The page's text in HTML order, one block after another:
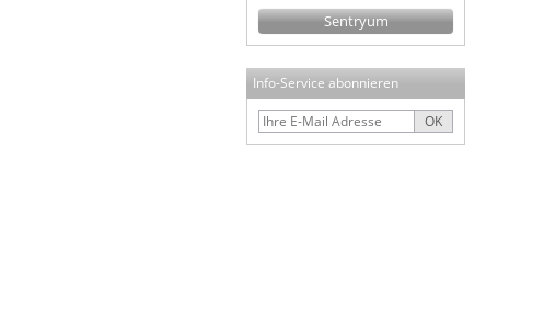
Sentryum
Info-Service abonnieren
OK